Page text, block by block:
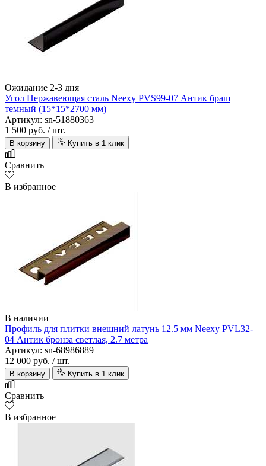
Ожидание 2-3 дня
Угол Нержавеющая сталь Neexy PVS99-07 Антик браш
темный (15*15*2700 мм)
Артикул: sn-51880363
1 500 руб. / шт.
В корзину Купить в 1 клик
Сравнить
В избранное
В наличии
Профиль для плитки внешний латунь 12.5 мм Neexy PVL32-
04 Антик бронза светлая, 2.7 метра
Артикул: sn-68986889
12 000 руб. / шт.
В корзину Купить в 1 клик
Сравнить
В избранное